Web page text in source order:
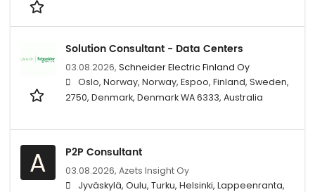
Solution Consultant - Data Centers
03.08.2026, Schneider Electric Finland Oy
Oslo, Norway, Norway, Espoo, Finland, Sweden,
2750, Denmark, Denmark WA 6333, Australia
A P2P Consultant
03.08.2026, Azets Insight Oy
Jyväskylä, Oulu, Turku, Helsinki, Lappeenranta,